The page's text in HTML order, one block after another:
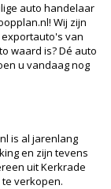
auto handelaar
Wij zijn
van
waard is? Dé auto
u vandaag nog
is al jarenlang
en zijn tevens
uit Kerkrade
verkopen.